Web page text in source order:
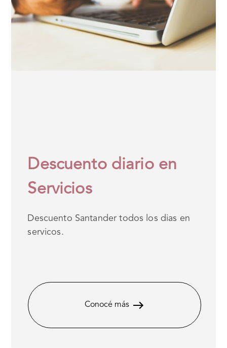
Descuento diario en
Servicios
Descuento Santander todos los dias en
servicos.
Conocé más